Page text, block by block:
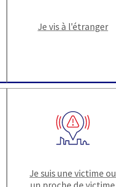
Je vis à l'étranger
Je suis une victime ou